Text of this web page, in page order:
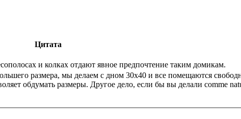
Цитата
и колках отдают явное предпочтение таким домикам.
размера, мы делаем с дном 30х40 и все помещаются
обдумать размеры. Другое дело, если бы вы делали comme